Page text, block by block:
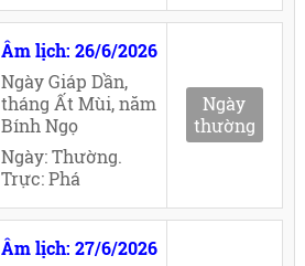
Âm lịch: 26/6/2026
Ngày Giáp Dần,
tháng Ất Mùi, năm
Bính Ngọ
Ngày: Thường.
Trực: Phá
Ngày
thường
Âm lịch: 27/6/2026